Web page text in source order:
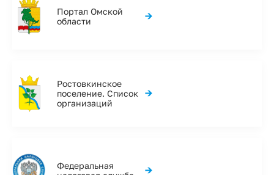
Портал Омской
области
→
Ростовкинское
поселение. Список
организаций
→
Федеральная
→